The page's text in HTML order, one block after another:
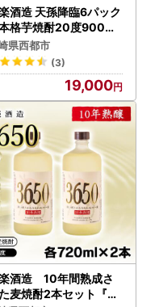
。時間外のメール問い
ります。
酒造 天孫降臨6パック
格芋焼酎20度900ml
22a＞
県西都市
(3)
19,000
酒造 10年間熟成さ
麦焼酎2本セット『深